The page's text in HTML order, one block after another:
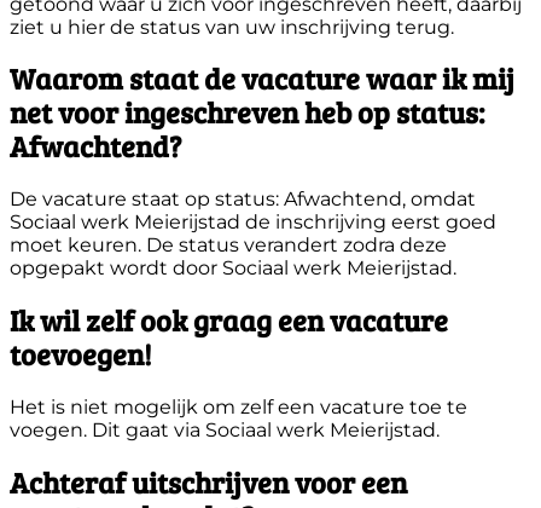
ziet u hier de status van uw inschrijving terug.
Waarom staat de vacature waar ik mij
net voor ingeschreven heb op status:
Afwachtend?
De vacature staat op status: Afwachtend, omdat
Sociaal werk Meierijstad de inschrijving eerst goed
moet keuren. De status verandert zodra deze
opgepakt wordt door Sociaal werk Meierijstad.
Ik wil zelf ook graag een vacature
toevoegen!
Het is niet mogelijk om zelf een vacature toe te
voegen. Dit gaat via Sociaal werk Meierijstad.
Achteraf uitschrijven voor een